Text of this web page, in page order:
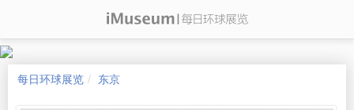
每日环球展览 东京